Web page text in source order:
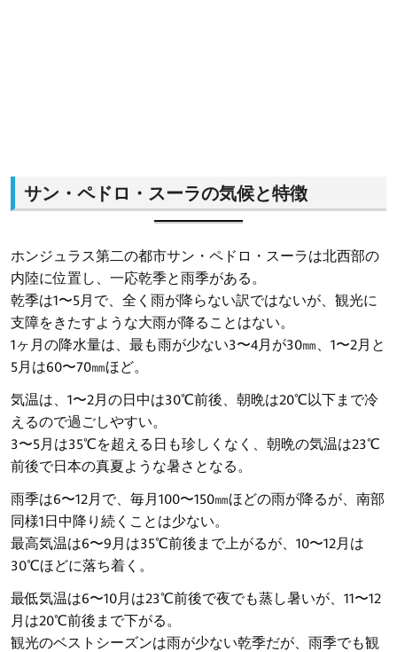
サン・ペドロ・スーラの気候と特徴
ホンジュラス第二の都市サン・ペドロ・スーラは北西部の
内陸に位置し、一応乾季と雨季がある。
乾季は1〜5月で、全く雨が降らない訳ではないが、観光に
支障をきたすような大雨が降ることはない。
1ヶ月の降水量は、最も雨が少ない3〜4月が30㎜、1〜2月と
5月は60〜70㎜ほど。
気温は、1〜2月の日中は30℃前後、朝晩は20℃以下まで冷
えるので過ごしやすい。
3〜5月は35℃を超える日も珍しくなく、朝晩の気温は23℃
前後で日本の真夏ような暑さとなる。
雨季は6〜12月で、毎月100〜150㎜ほどの雨が降るが、南部
同様1日中降り続くことは少ない。
最高気温は6〜9月は35℃前後まで上がるが、10〜12月は
30℃ほどに落ち着く。
最低気温は6〜10月は23℃前後で夜でも蒸し暑いが、11〜12
月は20℃前後まで下がる。
観光のベストシーズンは雨が少ない乾季だが、雨季でも観